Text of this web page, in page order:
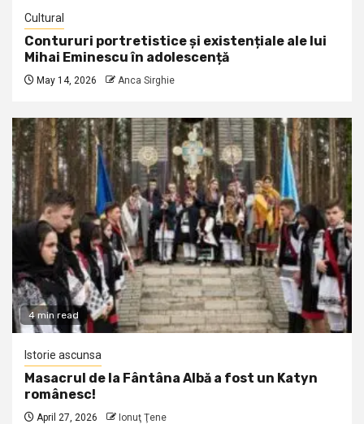
Cultural
Contururi portretistice și existențiale ale lui
Mihai Eminescu în adolescență
May 14, 2026 Anca Sirghie
4 min read
Istorie ascunsa
Masacrul de la Fântâna Albă a fost un Katyn
românesc!
April 27, 2026 Ionuţ Ţene